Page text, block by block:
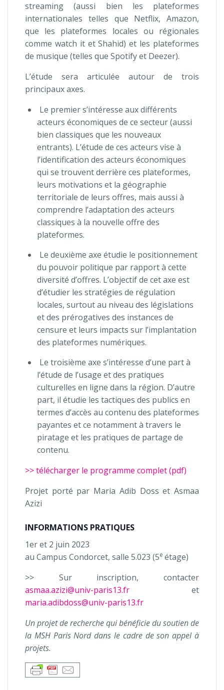
streaming (aussi bien les plateformes
internationales telles que Netflix, Amazon,
que les plateformes locales ou régionales
comme watch it et Shahid) et les plateformes
de musique (telles que Spotify et Deezer).
L’étude sera articulée autour de trois
principaux axes.
Le premier s’intéresse aux différents
acteurs économiques de ce secteur (aussi
bien classiques que les nouveaux
entrants). L’étude de ces acteurs vise à
l’identification des acteurs économiques
qui se trouvent derrière ces plateformes,
leurs motivations et la géographie
territoriale de leurs offres, mais aussi à
comprendre l’adaptation des acteurs
classiques à la nouvelle offre des
plateformes.
Le deuxième axe étudie le positionnement
du pouvoir politique par rapport à cette
diversité d’offres. L’objectif de cet axe est
d’étudier les stratégies de régulation
locales, surtout au niveau des législations
et des prérogatives des instances de
censure et leurs impacts sur l’implantation
des plateformes numériques.
Le troisième axe s’intéresse d’une part à
l’étude de l’usage et des pratiques
culturelles en ligne dans la région. D’autre
part, il étudie les tactiques des publics en
termes d’accès au contenu des plateformes
payantes et ce notamment à travers le
piratage et les pratiques de partage de
contenu.
>> télécharger le programme complet (pdf)
Projet porté par Maria Adib Doss et Asmaa
Azizi
INFORMATIONS PRATIQUES
1er et 2 juin 2023
au Campus Condorcet, salle 5.023 (5e étage)
>> Sur inscription, contacter
asmaa.azizi@univ-paris13.fr et
maria.adibdoss@univ-paris13.fr
Un projet de recherche qui bénéficie du soutien de
la MSH Paris Nord dans le cadre de son appel à
projets.